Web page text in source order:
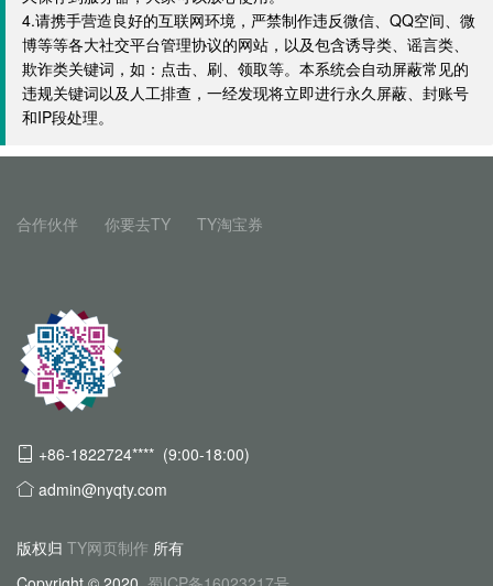
4.请携手营造良好的互联网环境，严禁制作违反微信、QQ空间、微
博等等各大社交平台管理协议的网站，以及包含诱导类、谣言类、
欺诈类关键词，如：点击、刷、领取等。本系统会自动屏蔽常见的
违规关键词以及人工排查，一经发现将立即进行永久屏蔽、封账号
和IP段处理。
合作伙伴 你要去TY TY淘宝券
+86-1822724**** (9:00-18:00)
admin@nyqty.com
版权归 TY网页制作 所有